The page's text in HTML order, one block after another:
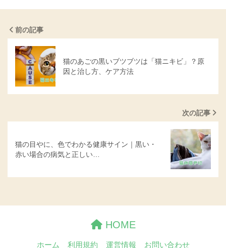
前の記事
猫のあごの黒いブツブツは「猫ニキビ」？原
因と治し方、ケア方法
次の記事
猫の目やに、色でわかる健康サイン｜黒い・
赤い場合の病気と正しい…
HOME
ホーム 利用規約 運営情報 お問い合わせ